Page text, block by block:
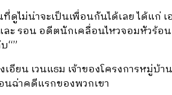
ดูไม่น่าจะเป็นเพื่อนกันได้เลย ได้แก่
รอน อดีตนักเคลื่อนไหวจอมหัวร้
“”
ยน เวนแธม เจ้าของโครงการหมู่บ้
นฉ่าคดีแรกของพวกเขา